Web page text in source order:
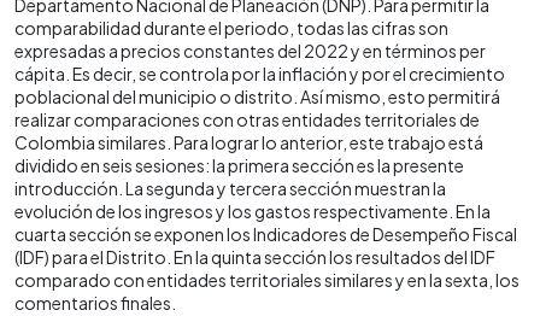
Departamento Nacional de Planeación (DNP). Para permitir la
comparabilidad durante el periodo, todas las cifras son
expresadas a precios constantes del 2022 y en términos per
cápita. Es decir, se controla por la inflación y por el crecimiento
poblacional del municipio o distrito. Así mismo, esto permitirá
realizar comparaciones con otras entidades territoriales de
Colombia similares. Para lograr lo anterior, este trabajo está
dividido en seis sesiones: la primera sección es la presente
introducción. La segunda y tercera sección muestran la
evolución de los ingresos y los gastos respectivamente. En la
cuarta sección se exponen los Indicadores de Desempeño Fiscal
(IDF) para el Distrito. En la quinta sección los resultados del IDF
comparado con entidades territoriales similares y en la sexta, los
comentarios finales.